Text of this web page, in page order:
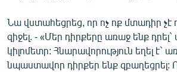
Նա վստահեցրեց, որ ոչ ոք մտադիր չէ
զիջել. - «Մեր դիրքերը առաջ ենք
կիլոմետր: Հնարավորություն եղել է`
նպաստավոր դիրքեր ենք զբաղեցրել: